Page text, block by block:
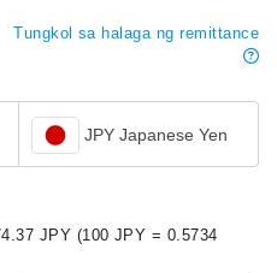
Tungkol sa halaga ng remittance
JPY Japanese Yen
JPY (100 JPY = 0.5734